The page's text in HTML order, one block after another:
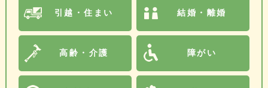
引越・住まい 結婚・離婚
高齢・介護 障がい